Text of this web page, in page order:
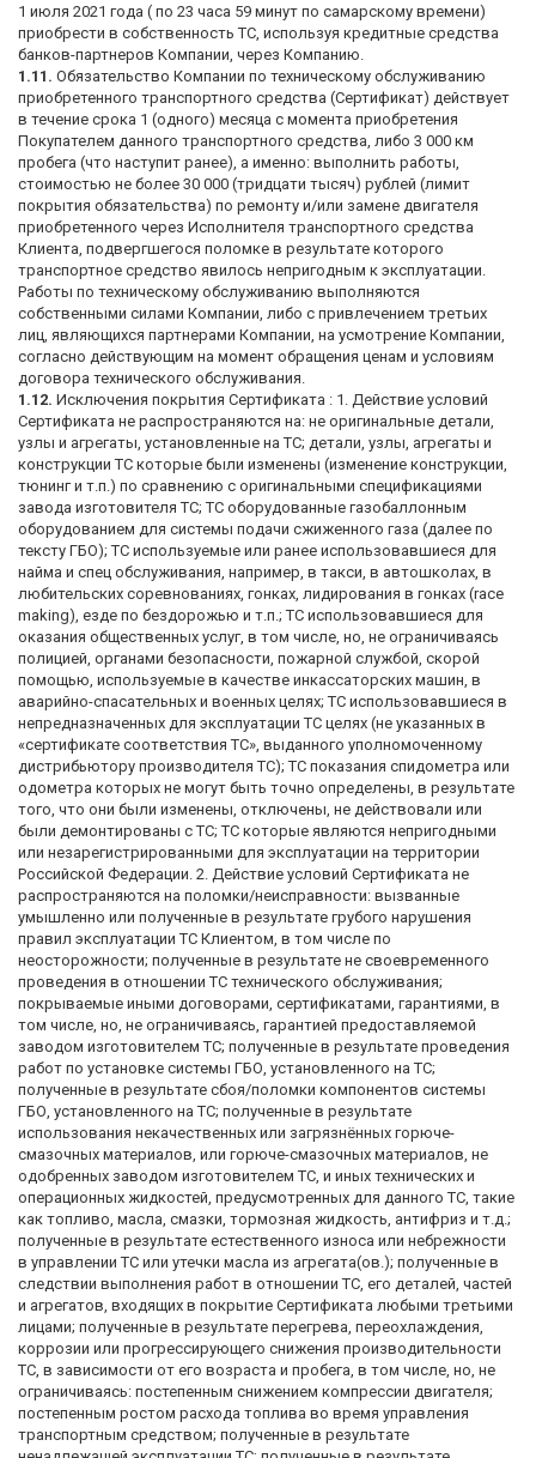
1 июля 2021 года ( по 23 часа 59 минут по самарскому времени)
приобрести в собственность ТС, используя кредитные средства
банков-партнеров Компании, через Компанию.
1.11. Обязательство Компании по техническому обслуживанию
приобретенного транспортного средства (Сертификат) действует
в течение срока 1 (одного) месяца с момента приобретения
Покупателем данного транспортного средства, либо 3 000 км
пробега (что наступит ранее), а именно: выполнить работы,
стоимостью не более 30 000 (тридцати тысяч) рублей (лимит
покрытия обязательства) по ремонту и/или замене двигателя
приобретенного через Исполнителя транспортного средства
Клиента, подвергшегося поломке в результате которого
транспортное средство явилось непригодным к эксплуатации.
Работы по техническому обслуживанию выполняются
собственными силами Компании, либо с привлечением третьих
лиц, являющихся партнерами Компании, на усмотрение Компании,
согласно действующим на момент обращения ценам и условиям
договора технического обслуживания.
1.12. Исключения покрытия Сертификата : 1. Действие условий
Сертификата не распространяются на: не оригинальные детали,
узлы и агрегаты, установленные на ТС; детали, узлы, агрегаты и
конструкции ТС которые были изменены (изменение конструкции,
тюнинг и т.п.) по сравнению с оригинальными спецификациями
завода изготовителя ТС; ТС оборудованные газобаллонным
оборудованием для системы подачи сжиженного газа (далее по
тексту ГБО); ТС используемые или ранее использовавшиеся для
найма и спец обслуживания, например, в такси, в автошколах, в
любительских соревнованиях, гонках, лидирования в гонках (race
making), езде по бездорожью и т.п.; ТС использовавшиеся для
оказания общественных услуг, в том числе, но, не ограничиваясь
полицией, органами безопасности, пожарной службой, скорой
помощью, используемые в качестве инкассаторских машин, в
аварийно-спасательных и военных целях; ТС использовавшиеся в
непредназначенных для эксплуатации ТС целях (не указанных в
«сертификате соответствия ТС», выданного уполномоченному
дистрибьютору производителя ТС); ТС показания спидометра или
одометра которых не могут быть точно определены, в результате
того, что они были изменены, отключены, не действовали или
были демонтированы с ТС; ТС которые являются непригодными
или незарегистрированными для эксплуатации на территории
Российской Федерации. 2. Действие условий Сертификата не
распространяются на поломки/неисправности: вызванные
умышленно или полученные в результате грубого нарушения
правил эксплуатации ТС Клиентом, в том числе по
неосторожности; полученные в результате не своевременного
проведения в отношении ТС технического обслуживания;
покрываемые иными договорами, сертификатами, гарантиями, в
том числе, но, не ограничиваясь, гарантией предоставляемой
заводом изготовителем ТС; полученные в результате проведения
работ по установке системы ГБО, установленного на ТС;
полученные в результате сбоя/поломки компонентов системы
ГБО, установленного на ТС; полученные в результате
использования некачественных или загрязнённых горюче-
смазочных материалов, или горюче-смазочных материалов, не
одобренных заводом изготовителем ТС, и иных технических и
операционных жидкостей, предусмотренных для данного ТС, такие
как топливо, масла, смазки, тормозная жидкость, антифриз и т.д.;
полученные в результате естественного износа или небрежности
в управлении ТС или утечки масла из агрегата(ов.); полученные в
следствии выполнения работ в отношении ТС, его деталей, частей
и агрегатов, входящих в покрытие Сертификата любыми третьими
лицами; полученные в результате перегрева, переохлаждения,
коррозии или прогрессирующего снижения производительности
ТС, в зависимости от его возраста и пробега, в том числе, но, не
ограничиваясь: постепенным снижением компрессии двигателя;
постепенным ростом расхода топлива во время управления
транспортным средством; полученные в результате